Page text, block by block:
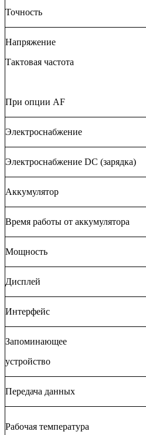
Точность
Напряжение
Тактовая частота
При опции AF
Электроснабжение
Электроснабжение DC (зарядка)
Аккумулятор
Время работы от аккумулятора
Мощность
Дисплей
Интерфейс
Запоминающее
устройство
Передача данных
Рабочая температура